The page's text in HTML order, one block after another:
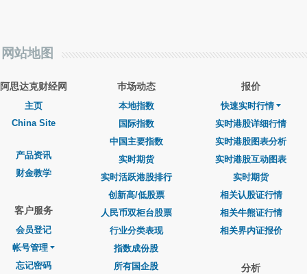
网站地图
阿思达克财经网
主页
China Site
产品资讯
财金教学
客户服务
会员登记
帐号管理
忘记密码
巿场动态
本地指数
国际指数
中国主要指数
实时期货
实时活跃港股排行
创新高/低股票
人民币双柜台股票
行业分类表现
指数成份股
所有国企股
报价
快速实时行情
实时港股详细行情
实时港股图表分析
实时港股互动图表
实时期货
相关认股证行情
相关牛熊证行情
相关界内证报价
分析